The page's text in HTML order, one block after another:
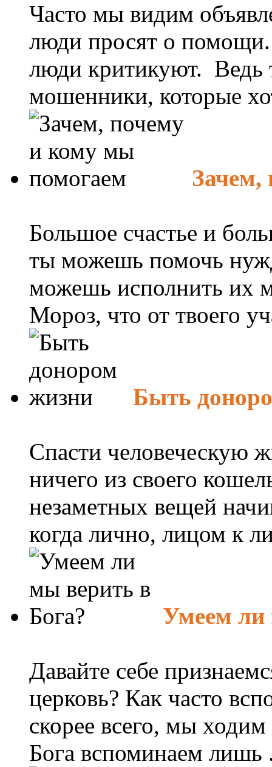
Часто мы видим
люди просят о
люди критикуют. Ведь
мошенники, которые
Зачем,
Большое счастье и
ты можешь помочь
можешь исполнить их
Мороз, что от твоего
Быть
Спасти человеческую
ничего из своего
незаметных вещей
когда лично, лицом к
Умеем ли
Давайте себе
церковь? Как часто
скорее всего, мы
Бога вспоминаем лишь